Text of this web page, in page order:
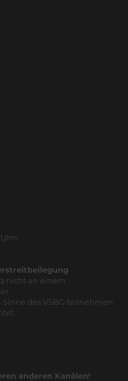
nicht an einem
des VSBG teilnehmen
anderen Kanälen!